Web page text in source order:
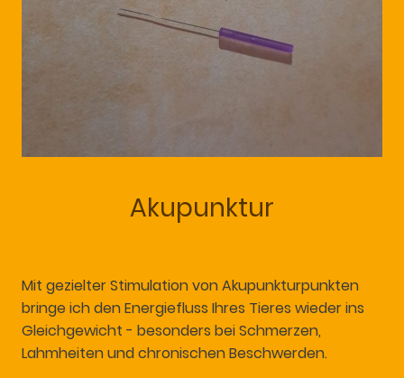
Akupunktur
Mit gezielter Stimulation von Akupunkturpunkten
bringe ich den Energiefluss Ihres Tieres wieder ins
Gleichgewicht - besonders bei Schmerzen,
Lahmheiten und chronischen Beschwerden.